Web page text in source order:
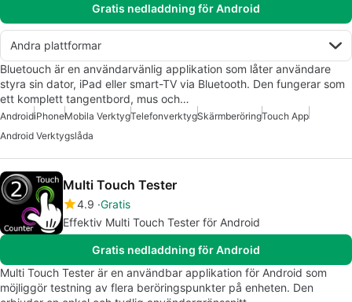
Gratis nedladdning för Android
Andra plattformar
Bluetouch är en användarvänlig applikation som låter användare
styra sin dator, iPad eller smart-TV via Bluetooth. Den fungerar som
ett komplett tangentbord, mus och…
AndroidiPhoneMobila VerktygTelefonverktygSkärmberöringTouch App
Android Verktygslåda
Multi Touch Tester
4.9 Gratis
Effektiv Multi Touch Tester för Android
Gratis nedladdning för Android
Multi Touch Tester är en användbar applikation för Android som
möjliggör testning av flera beröringspunkter på enheten. Den